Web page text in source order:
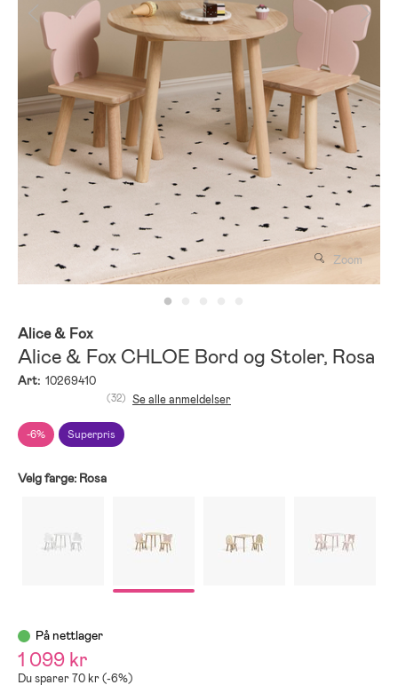
Zoom
Alice & Fox
Alice & Fox CHLOE Bord og Stoler, Rosa
Art: 10269410
-6% Superpris
(32) Se alle anmeldelser
Velg farge: Rosa
På nettlager
1 099 kr
Du sparer 70 kr (-6%)